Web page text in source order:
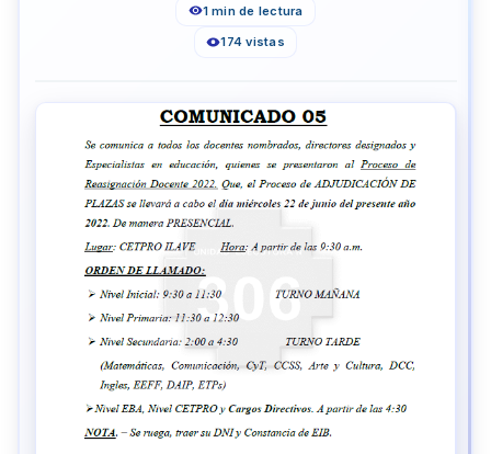
1 min de lectura
174 vistas